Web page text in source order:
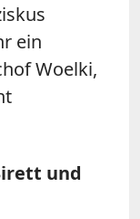
ein
Woelki,
und